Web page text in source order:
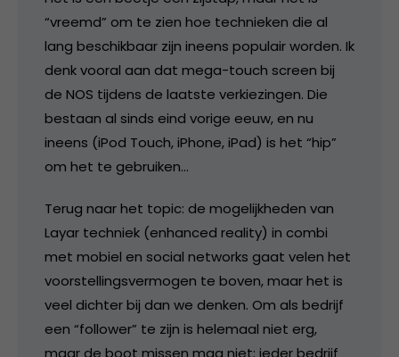
“vreemd” om te zien hoe technieken die al
lang beschikbaar zijn ineens populair worden. Ik
denk vooral aan dat mega-touch screen bij
de NOS tijdens de laatste verkiezingen. Die
bestaan al sinds eind vorige eeuw, en nu
ineens (iPod Touch, iPhone, iPad) is het “hip”
om het te gebruiken…
Terug naar het topic: de mogelijkheden van
Layar techniek (enhanced reality) in combi
met mobiel en social networks gaat velen het
voorstellingsvermogen te boven, maar het is
veel dichter bij dan we denken. Om als bedrijf
een “follower” te zijn is helemaal niet erg,
maar de boot missen mag niet: ieder bedrijf